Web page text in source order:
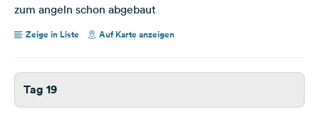
zum angeln schon abgebaut
Zeige in Liste Auf Karte anzeigen
Tag 19